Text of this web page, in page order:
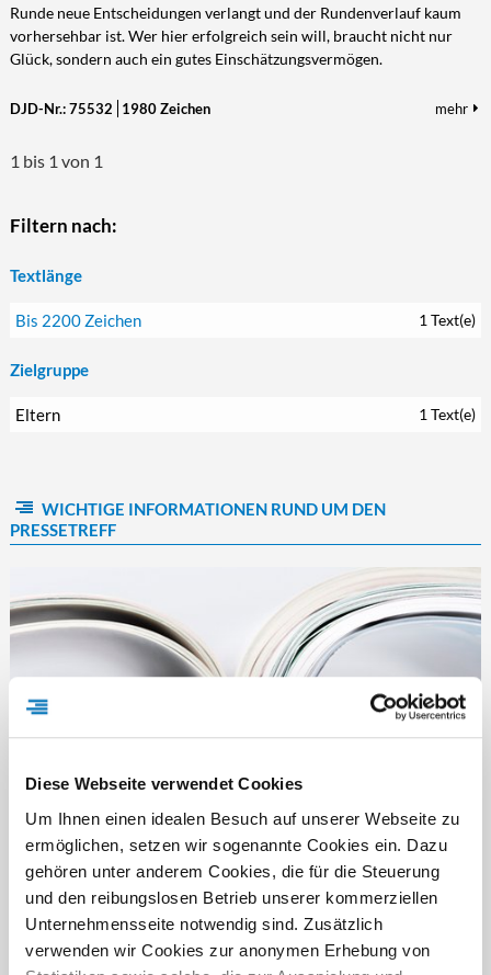
Diese Webseite verwendet Cookies
Um Ihnen einen idealen Besuch auf unserer Webseite zu
ermöglichen, setzen wir sogenannte Cookies ein. Dazu
gehören unter anderem Cookies, die für die Steuerung
und den reibungslosen Betrieb unserer kommerziellen
Unternehmensseite notwendig sind. Zusätzlich
verwenden wir Cookies zur anonymen Erhebung von
Kultur/Literatur
Mode
Trendy
Fahrrad/E-Bike
Mobilität
Landschaft/Berge
Meer
Rund ums Haus
Garten
Wohnen/Leben
TECHNIK
Technik
Digitalisierung/Multimedia
Runde neue Entscheidungen verlangt und der Rundenverlauf kaum
vorhersehbar ist. Wer hier erfolgreich sein will, braucht nicht nur
Glück, sondern auch ein gutes Einschätzungsvermögen.
DJD-Nr.: 75532 1980 Zeichen mehr
1 bis 1 von 1
Filtern nach:
Textlänge
Bis 2200 Zeichen 1 Text(e)
Zielgruppe
Eltern 1 Text(e)
WICHTIGE INFORMATIONEN RUND UM DEN
PRESSETREFF
FÜR WEN IST DER PRESSETREFF?
Der Pressetreff ist ein Fachportal für freie und feste Redakteure,